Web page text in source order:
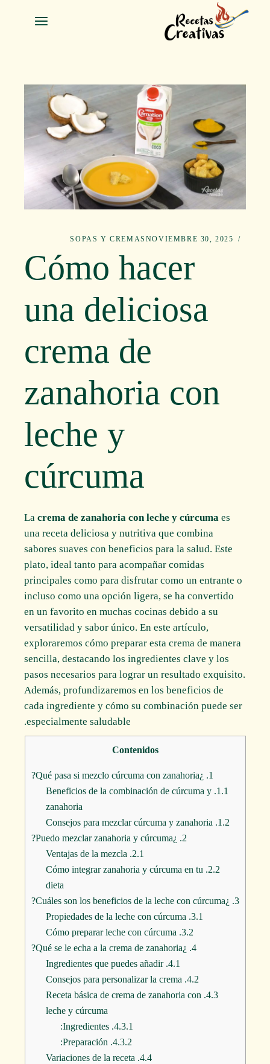
contenido
NOVIEMBRE 30, 2025
SOPAS Y CREMAS
Cómo hacer
una deliciosa
crema de
zanahoria con
leche y
cúrcuma
Lacrema de zanahoria con leche y cúrcuma es
una receta deliciosa y nutritiva que combina
sabores suaves con beneficios para la salud. Este
plato, ideal tanto para acompañar comidas
principales como para disfrutar como un entrante o
incluso como una opción ligera, se ha convertido
en un favorito en muchas cocinas debido a su
versatilidad y sabor único. En este artículo,
exploraremos cómo preparar esta crema de manera
sencilla, destacando los ingredientes clave y los
pasos necesarios para lograr un resultado exquisito.
Además, profundizaremos en los beneficios de
cada ingrediente y cómo su combinación puede ser
especialmente saludable.
Contenidos
1.
¿Qué pasa si mezclo cúrcuma con zanahoria?
1.1.
Beneficios de la combinación de cúrcuma y
zanahoria
1.2.
2.
¿Puedo mezclar zanahoria y cúrcuma?
2.1.
2.2.
Cómo integrar zanahoria y cúrcuma en tu
dieta
3.
¿Cuáles son los beneficios de la leche con cúrcuma?
3.1.
3.2.
4.
¿Qué se le echa a la crema de zanahoria?
4.1.
Ingredientes que puedes añadir
4.2.
4.3.
Receta básica de crema de zanahoria con
leche y cúrcuma
4.3.1.
4.3.2.
4.4.